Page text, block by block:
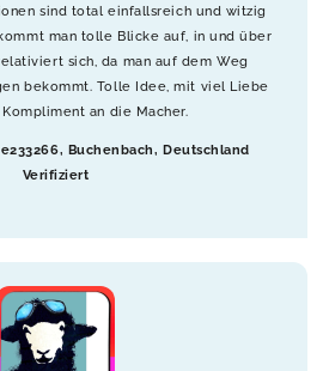
sind total einfallsreich und witzig
man tolle Blicke auf, in und über
sich, da man auf dem Weg
bekommt. Tolle Idee, mit viel Liebe
an die Macher.
Buchenbach, Deutschland
Verifiziert